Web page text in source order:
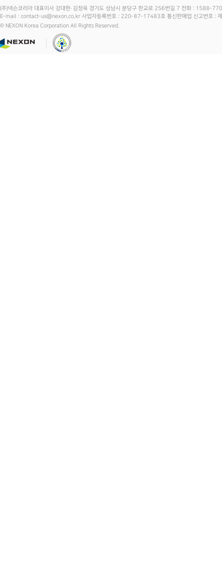
(주)넥슨코리아 대표이사 강대현·김정욱 경기도 성남시 분당구 판교로 256번길 7 전화 :
E-mail : contact-us@nexon.co.kr 사업자등록번호 : 220-87-17483호 통신판매업 신고번호 :
© NEXON Korea Corporation All Rights Reserved.